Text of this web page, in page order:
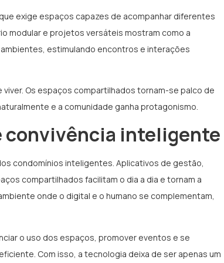
exige espaços capazes de acompanhar diferentes
modular e projetos versáteis mostram como a
estimulando encontros e interações
Os espaços compartilhados tornam-se palco de
e a comunidade ganha protagonismo.
convivência inteligente
condomínios inteligentes. Aplicativos de gestão,
compartilhados facilitam o dia a dia e tornam a
onde o digital e o humano se complementam,
o uso dos espaços, promover eventos e se
Com isso, a tecnologia deixa de ser apenas um